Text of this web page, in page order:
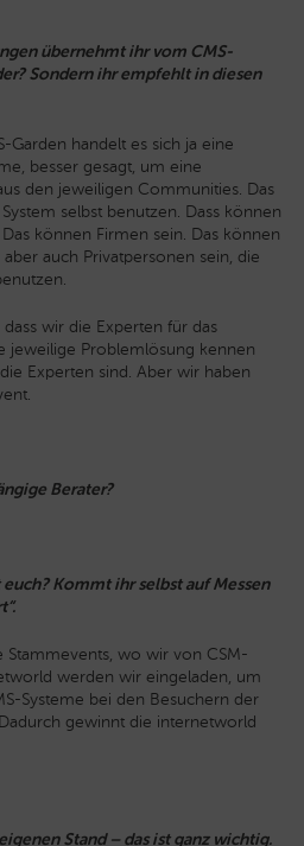
übernehmt ihr vom CMS-
Sondern ihr empfehlt in diesen
Garden handelt es sich ja eine
besser gesagt, um eine
den jeweiligen Communities. Das
selbst benutzen. Dass können
können Firmen sein. Das können
auch Privatpersonen sein, die
wir die Experten für das
jeweilige Problemlösung kennen
Experten sind. Aber wir haben
Berater?
Kommt ihr selbst auf Messen
Stammevents, wo wir von CSM-
werden wir eingeladen, um
Systeme bei den Besuchern der
gewinnt die internetworld
Stand – das ist ganz wichtig.